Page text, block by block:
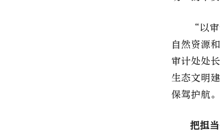
“以
自然资源
审计处处
生态文明
保驾护航。
把担